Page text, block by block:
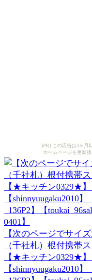
[PR] この広告は3ヶ月
ホームページを更新
【次のページでサイ
（千社札）根付携帯
【★キッチン0329★】
【shinnyuugaku2010